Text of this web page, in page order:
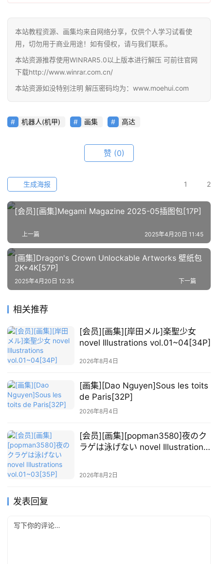
首
线
程
源
公
开
材
图
例
素
材
萌
绘
图
库
关
于
本站教程资源、画集均来自网络分享，仅供个人学习试看使
用，切勿用于商业用途！如有侵权，请与我们联系。
本站资源推荐使用WINRAR5.0以上版本进行解压 可前往官网
下载http://www.winrar.com.cn/
本站资源如没特别注明 解压密码均为：www.moehui.com
机器人(机甲) 画集 高达
赞 (0)
1 2
生成海报
[会员][画集]Megami Magazine 2025-05插图包[17P]
上一篇 2025年4月20日 11:45
[画集]Dragon's Crown Unlockable Artworks 壁纸包
2K+4K[57P]
下一篇
2025年4月20日 12:35
相关推荐
[会员][画集][岸田メル]楽聖少女
novel Illustrations vol.01~04[34P]
2026年8月4日
[画集][Dao Nguyen]Sous les toits
de Paris[32P]
2026年8月4日
[会员][画集][popman3580]夜のク
ラゲは泳げない novel Illustrations
2026年8月2日
发表回复